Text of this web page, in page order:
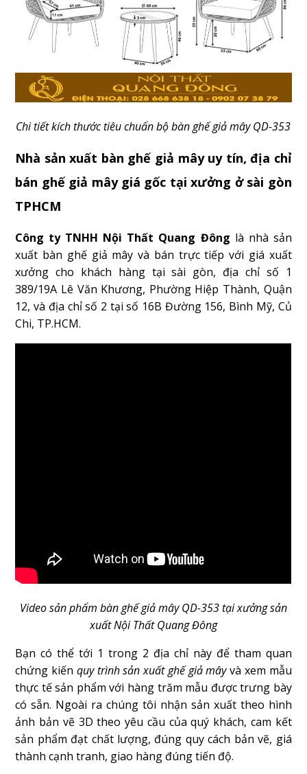
Chi tiết kích thước tiêu chuẩn bộ bàn ghế giả mây QD-353
Nhà sản xuất bàn ghế giả mây uy tín, địa chỉ
bán ghế giả mây giá gốc tại xưởng ở sài gòn
TPHCM
Công ty TNHH Nội Thất Quang Đông là nhà sản
xuất bàn ghế giả mây và bán trực tiếp với giá xuất
xưởng cho khách hàng tại sài gòn, địa chỉ số 1
389/19A Lê Văn Khương, Phường Hiệp Thành, Quận
12, và địa chỉ số 2 tại số 16B Đường 156, Bình Mỹ, Củ
Chi, TP.HCM.
Video sản phẩm bàn ghế giả mây QD-353 tại xưởng sản
xuất Nội Thất Quang Đông
Bạn có thể tới 1 trong 2 địa chỉ này để tham quan
chứng kiến quy trình sản xuất ghế giả mâyvà xem mẫu
thực tế sản phẩm với hàng trăm mẫu được trưng bày
có sẵn. Ngoài ra chúng tôi nhận sản xuất theo hình
ảnh bản vẽ 3D theo yêu cầu của quý khách, cam kết
sản phẩm đạt chất lượng, đúng quy cách bản vẽ, giá
thành cạnh tranh, giao hàng đúng tiến độ.